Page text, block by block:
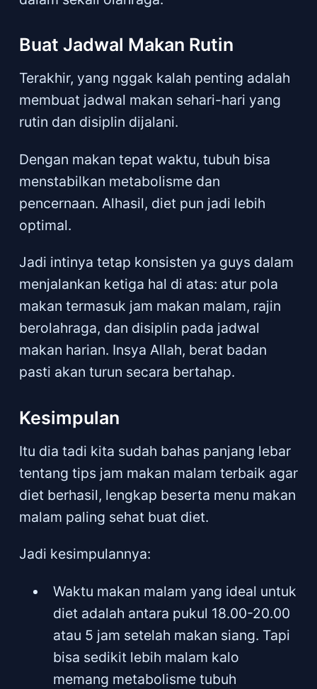
Buat Jadwal Makan Rutin
Terakhir, yang nggak kalah penting adalah
membuat jadwal makan sehari-hari yang
rutin dan disiplin dijalani.
Dengan makan tepat waktu, tubuh bisa
menstabilkan metabolisme dan
pencernaan. Alhasil, diet pun jadi lebih
optimal.
Jadi intinya tetap konsisten ya guys dalam
menjalankan ketiga hal di atas: atur pola
makan termasuk jam makan malam, rajin
berolahraga, dan disiplin pada jadwal
makan harian. Insya Allah, berat badan
pasti akan turun secara bertahap.
Kesimpulan
Itu dia tadi kita sudah bahas panjang lebar
tentang tips jam makan malam terbaik agar
diet berhasil, lengkap beserta menu makan
malam paling sehat buat diet.
Jadi kesimpulannya:
Waktu makan malam yang ideal untuk
diet adalah antara pukul 18.00-20.00
atau 5 jam setelah makan siang. Tapi
bisa sedikit lebih malam kalo
memang metabolisme tubuh